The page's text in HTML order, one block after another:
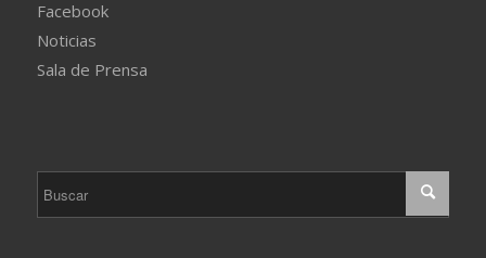
Facebook
Noticias
Sala de Prensa